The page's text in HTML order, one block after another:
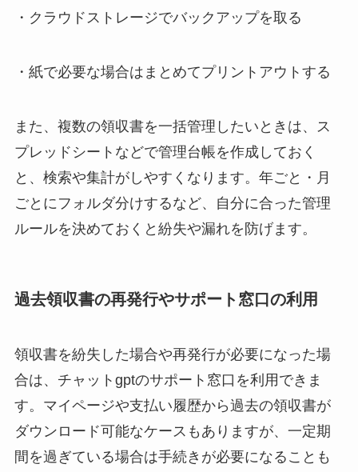
・クラウドストレージでバックアップを取る
・紙で必要な場合はまとめてプリントアウトする
また、複数の領収書を一括管理したいときは、ス
プレッドシートなどで管理台帳を作成しておく
と、検索や集計がしやすくなります。年ごと・月
ごとにフォルダ分けするなど、自分に合った管理
ルールを決めておくと紛失や漏れを防げます。
過去領収書の再発行やサポート窓口の利用
領収書を紛失した場合や再発行が必要になった場
合は、チャットgptのサポート窓口を利用できま
す。マイページや支払い履歴から過去の領収書が
ダウンロード可能なケースもありますが、一定期
間を過ぎている場合は手続きが必要になることも